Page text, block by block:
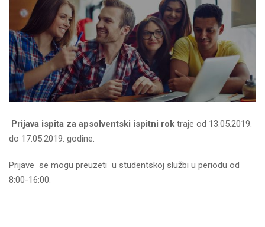
Prijava ispita za apsolventski ispitni rok traje od 13.05.2019.
do 17.05.2019. godine.
Prijave se mogu preuzeti u studentskoj službi u periodu od
8:00-16:00.